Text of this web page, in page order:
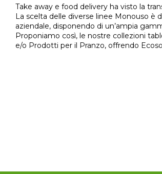
Take away e food delivery ha visto la
La scelta delle diverse linee Monouso
aziendale, disponendo di un’ampia
Proponiamo così, le nostre collezioni
e/o Prodotti per il Pranzo, offrendo